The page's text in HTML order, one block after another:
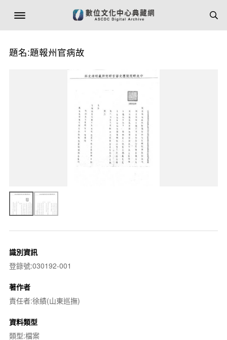
題名:題報州官病故
識別資訊
登錄號:030192-001
著作者
責任者:徐績(山東巡撫)
資料類型
類型:檔案